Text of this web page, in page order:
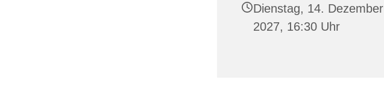
Dienstag, 14. Dezember
2027, 16:30 Uhr